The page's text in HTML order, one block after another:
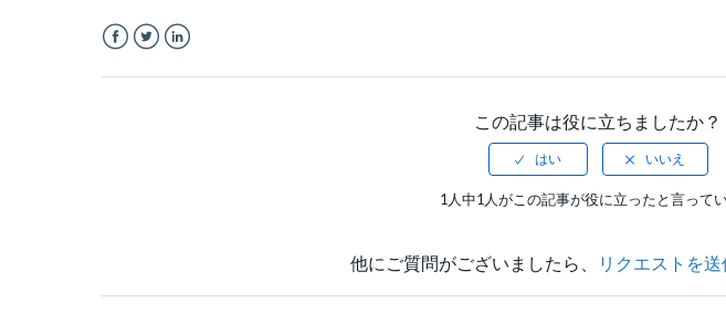
この記事は役に立ちましたか？
1人中1人がこの記事が役に立ったと言って
他にご質問がございましたら、 リクエストを送